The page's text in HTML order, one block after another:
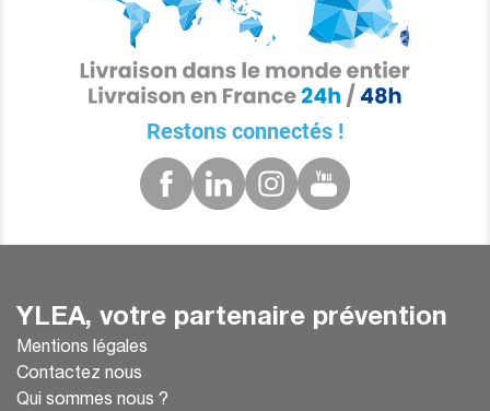
Restons connectés !
YLEA, votre partenaire prévention
Mentions légales
Contactez nous
Qui sommes nous ?